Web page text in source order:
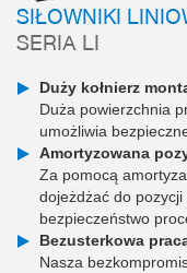
SIŁOWNIKI
SERIA LI
Duży kołnierz
Duża powierzchnia
umożliwia
Amortyzowana
Za pomocą
dojeżdżać do
bezpieczeństwo
Bezusterkowa
Nasza